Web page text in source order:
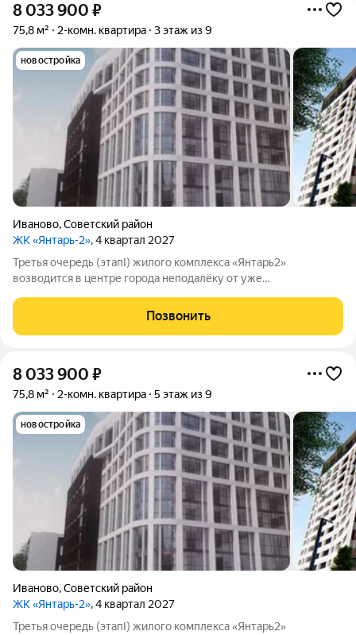
8 033 900 ₽
75,8 м² 2-комн. квартира 3 этаж из 9
новостройка
Иваново,Советский район
ЖК «Янтарь-2», 4 квартал 2027
Третья очередь (этапI) жилого комплекса «Янтарь2»
возводится в центре города неподалёку от уже
удобной локацией: здесь хорошо развита инфраструктура, но
при этом нет шума и пыли от крупных дорог.
Позвонить
8 033 900 ₽
75,8 м² 2-комн. квартира 5 этаж из 9
новостройка
Иваново,Советский район
ЖК «Янтарь-2», 4 квартал 2027
Третья очередь (этапI) жилого комплекса «Янтарь2»